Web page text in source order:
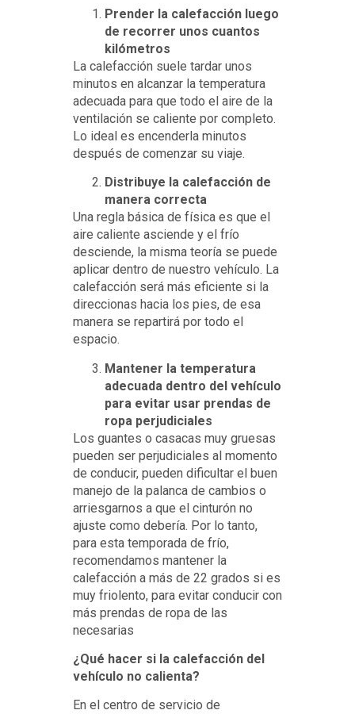
Prender la calefacción luego
de recorrer unos cuantos
kilómetros
La calefacción suele tardar unos
minutos en alcanzar la temperatura
adecuada para que todo el aire de la
ventilación se caliente por completo.
Lo ideal es encenderla minutos
después de comenzar su viaje.
Distribuye la calefacción de
manera correcta
Una regla básica de física es que el
aire caliente asciende y el frío
desciende, la misma teoría se puede
aplicar dentro de nuestro vehículo. La
calefacción será más eficiente si la
direccionas hacia los pies, de esa
manera se repartirá por todo el
espacio.
Mantener la temperatura
adecuada dentro del vehículo
para evitar usar prendas de
ropa perjudiciales
Los guantes o casacas muy gruesas
pueden ser perjudiciales al momento
de conducir, pueden dificultar el buen
manejo de la palanca de cambios o
arriesgarnos a que el cinturón no
ajuste como debería. Por lo tanto,
para esta temporada de frío,
recomendamos mantener la
calefacción a más de 22 grados si es
muy friolento, para evitar conducir con
más prendas de ropa de las
necesarias
¿Qué hacer si la calefacción del
vehículo no calienta?
En el centro de servicio de